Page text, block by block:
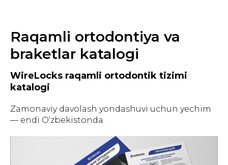
Raqamli ortodontiya va
braketlar katalogi
WireLocks raqamli ortodontik tizimi
katalogi
Zamonaviy davolash yondashuvi uchun yechim
— endi O‘zbekistonda